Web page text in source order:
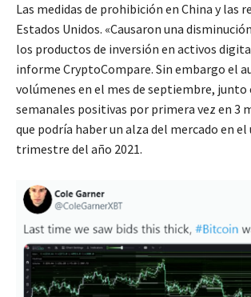
Las medidas de prohibición en China y las
Estados Unidos. «Causaron una
los productos de inversión en activos
informe CryptoCompare. Sin embargo el
volúmenes en el mes de septiembre, junto
semanales positivas por primera vez en 3
que podría haber un alza del mercado en
trimestre del año 2021.